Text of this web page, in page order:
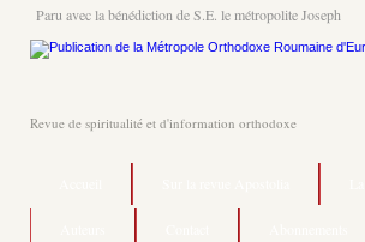
Paru avec la bénédiction de S.E. le métropolite Joseph
Revue de spiritualité et d'information orthodoxe